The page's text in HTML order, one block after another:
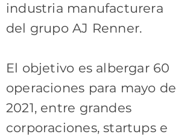
industria manufacturera
del grupo AJ Renner.
El objetivo es albergar 60
operaciones para mayo de
2021, entre grandes
corporaciones, startups e